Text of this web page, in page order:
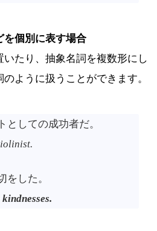
を個別に表す場合
たり、抽象名詞を複数形にし
ように扱うことができます。
としての成功者だ。
をした。
kindnesses.